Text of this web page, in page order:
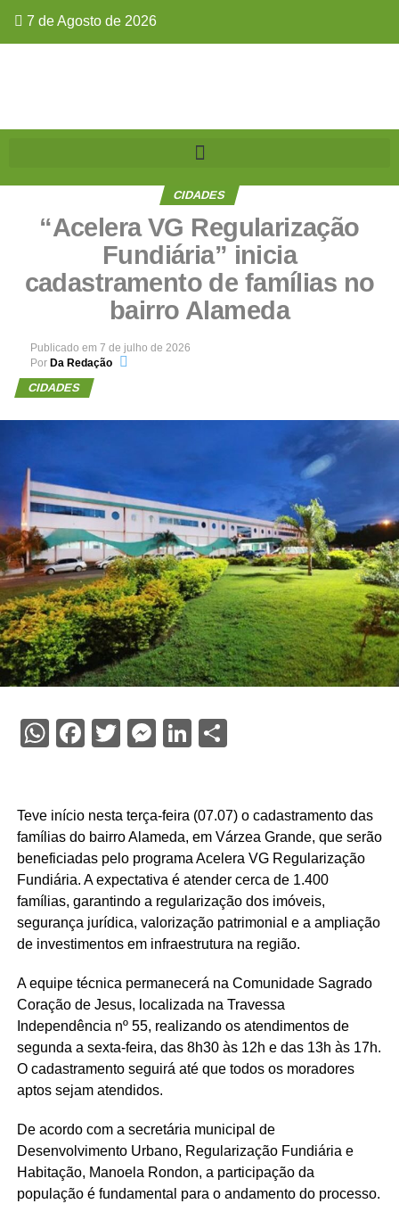
7 de Agosto de 2026
CIDADES
“Acelera VG Regularização
Fundiária” inicia
cadastramento de famílias no
bairro Alameda
Publicado em 7 de julho de 2026
Por Da Redação
CIDADES
WhatsApp
Facebook
Twitter
Messenger
LinkedIn
Share
Teve início nesta terça-feira (07.07) o cadastramento das
famílias do bairro Alameda, em Várzea Grande, que serão
beneficiadas pelo programa Acelera VG Regularização
Fundiária. A expectativa é atender cerca de 1.400
famílias, garantindo a regularização dos imóveis,
segurança jurídica, valorização patrimonial e a ampliação
de investimentos em infraestrutura na região.
A equipe técnica permanecerá na Comunidade Sagrado
Coração de Jesus, localizada na Travessa
Independência nº 55, realizando os atendimentos de
segunda a sexta-feira, das 8h30 às 12h e das 13h às 17h.
O cadastramento seguirá até que todos os moradores
aptos sejam atendidos.
De acordo com a secretária municipal de
Desenvolvimento Urbano, Regularização Fundiária e
Habitação, Manoela Rondon, a participação da
população é fundamental para o andamento do processo.